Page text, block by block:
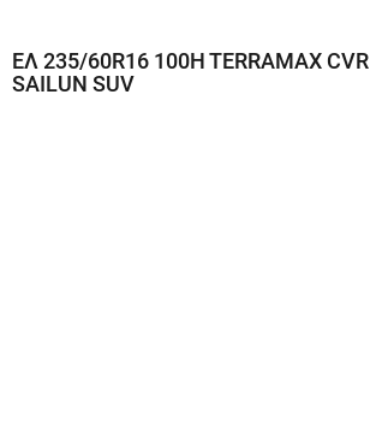
ΕΛ 235/60R16 100H TERRAMAX CVR
SAILUN SUV